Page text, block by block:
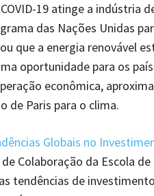
19 atinge a indústria
das Nações Unidas
que a energia renovável
oportunidade para os
econômica,
de Paris para o clima.
Globais no
Colaboração da Escola
tendências de